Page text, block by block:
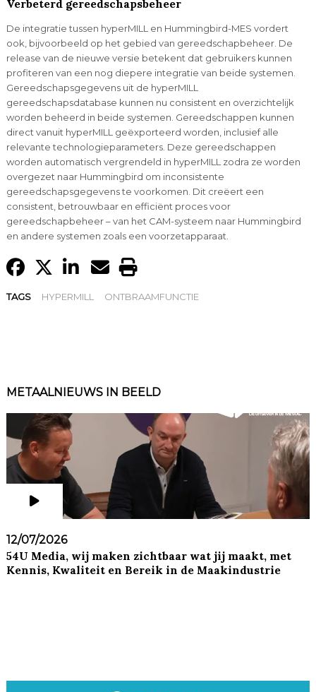
Verbeterd gereedschapsbeheer
De integratie tussen hyperMILL en Hummingbird-MES vordert
ook, bijvoorbeeld op het gebied van gereedschapbeheer. De
release van de nieuwe versie betekent dat gebruikers kunnen
profiteren van een nog diepere integratie van beide systemen.
Gereedschapsgegevens uit de hyperMILL
gereedschapsdatabase kunnen nu consistent en overzichtelijk
worden beheerd in beide systemen. Gereedschappen kunnen
direct vanuit hyperMILL geëxporteerd worden, inclusief alle
relevante technologieparameters. Deze gereedschappen
worden automatisch vergrendeld in hyperMILL zodra ze worden
overgezet naar Hummingbird om inconsistente
gereedschapsgegevens te voorkomen. Dit creëert een
consistent, betrouwbaar en efficiënt proces voor
gereedschapbeheer – van het CAM-systeem naar Hummingbird
en andere systemen zoals een voorzetapparaat.
TAGS HYPERMILL ONTBRAAMFUNCTIE
METAALNIEUWS IN BEELD
12/07/2026
54U Media, wij maken zichtbaar wat jij maakt, met
Kennis, Kwaliteit en Bereik in de Maakindustrie